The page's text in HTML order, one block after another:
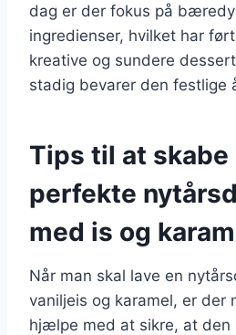
dag er der fokus på
ingredienser, hvilket har
kreative og sundere
stadig bevarer den festlige
Tips til at skabe
perfekte
med is og
Når man skal lave en
vaniljeis og karamel, er der
hjælpe med at sikre, at den